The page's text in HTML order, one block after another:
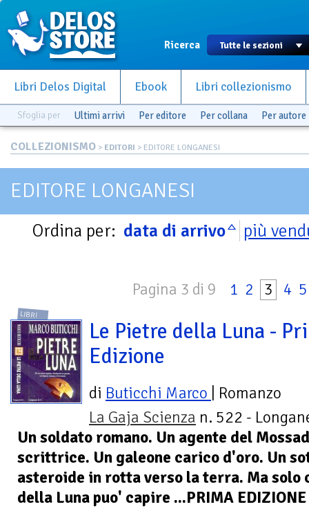
Ricerca
Libri Delos Digital Ebook Libri collezionismo
Sfoglia per Ultimi arrivi Per editore Per collana Per autore
COLLEZIONISMO > EDITORI > EDITORE LONGANESI
EDITORE LONGANESI
Ordina per: data di arrivo più
Pagina 3 di 9 1 2 3 4 5
LIBRI
Le Pietre della Luna -
Edizione
di Buticchi Marco
| Romanzo
La Gaja Scienza n. 522 -
Un soldato romano. Un agente del
scrittrice. Un galeone carico d'oro. Un
asteroide in rotta verso la terra. Ma solo
della Luna puo' capire ...PRIMA